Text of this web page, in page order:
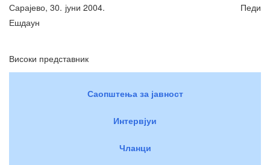
Сарајево, 30. јуни 2004. Педи
Ешдаун
Високи представник
Саопштења за јавност
Интервјуи
Чланци